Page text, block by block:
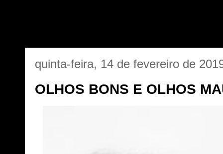
quinta-feira, 14 de fevereiro de
OLHOS BONS E OLHOS